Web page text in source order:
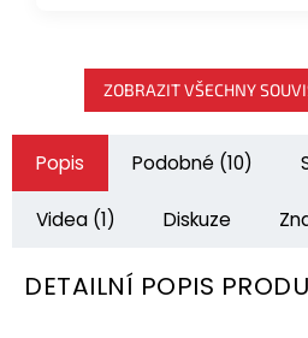
ZOBRAZIT VŠECHNY
Popis Podobné (10)
Videa (1) Diskuze
DETAILNÍ POPIS